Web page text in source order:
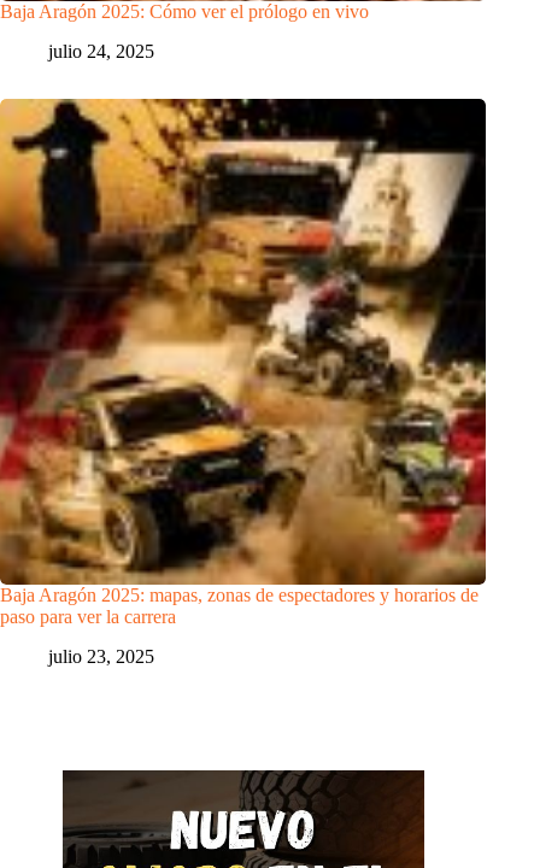
Baja Aragón 2025: Cómo ver el prólogo en vivo
julio 24, 2025
Baja Aragón 2025: mapas, zonas de espectadores y horarios de
paso para ver la carrera
julio 23, 2025